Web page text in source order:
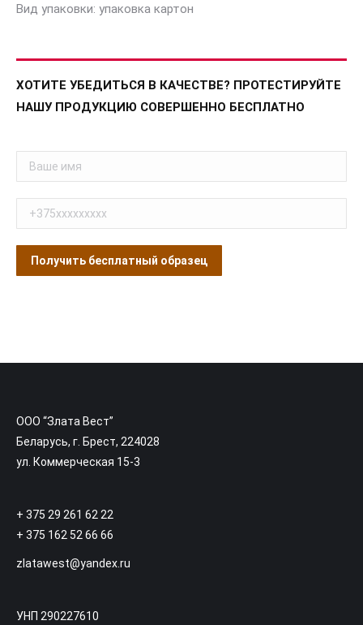
Вид упаковки: упаковка картон
ХОТИТЕ УБЕДИТЬСЯ В КАЧЕСТВЕ? ПРОТЕСТИРУЙТЕ
НАШУ ПРОДУКЦИЮ СОВЕРШЕННО БЕСПЛАТНО
ООО “Злата Вест”
Беларусь, г. Брест, 224028
ул. Коммерческая 15-3
+ 375 29 261 62 22
+ 375 162 52 66 66
zlatawest@yandex.ru
УНП 290227610